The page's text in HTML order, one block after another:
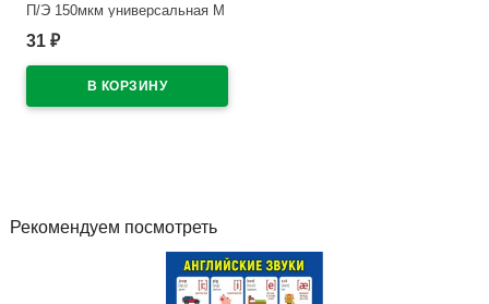
П/Э 150мкм универсальная М
А4 арт У 30
31 ₽
Рекомендуем посмотреть